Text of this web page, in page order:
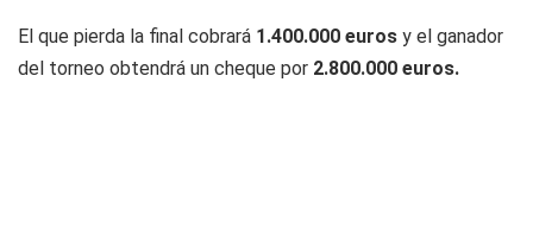
El que pierda la final cobrará 1.400.000 euros y el ganador
del torneo obtendrá un cheque por 2.800.000 euros.